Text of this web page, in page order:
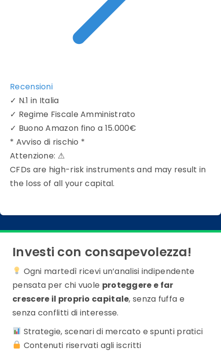
Recensioni
✓ N.1 in Italia
✓ Regime Fiscale Amministrato
✓ Buono Amazon fino a 15.000€
* Avviso di rischio *
Attenzione: ⚠
CFDs are high-risk instruments and may result in
the loss of all your capital.
Investi con consapevolezza!
Ogni martedì ricevi un’analisi indipendente
pensata per chi vuole proteggere e far
crescere il proprio capitale, senza fuffa e
senza conflitti di interesse.
Strategie, scenari di mercato e spunti pratici
Contenuti riservati agli iscritti